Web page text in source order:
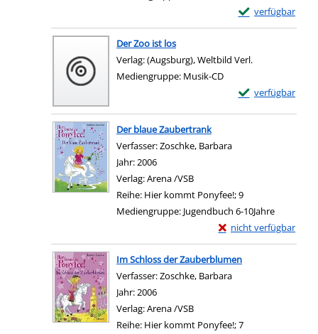
verfügbar
Exemplar-Details
Der Zoo ist los
Suche nach diesem Verfasser
Verlag:(Augsburg), Weltbild Verl.
Mediengruppe: Musik-CD
verfügbar
Exemplar-Details
Der blaue Zaubertrank
Verfasser:Zoschke, Barbara
Jahr:2006
Verlag:Arena /VSB
Reihe: Hier kommt Ponyfee!; 9
Mediengruppe: Jugendbuch 6-10Jahre
nicht verfügbar
Exemplar-Details von
Im Schloss der Zauberblumen
Verfasser:Zoschke, Barbara
Jahr:2006
Verlag:Arena /VSB
Reihe: Hier kommt Ponyfee!; 7